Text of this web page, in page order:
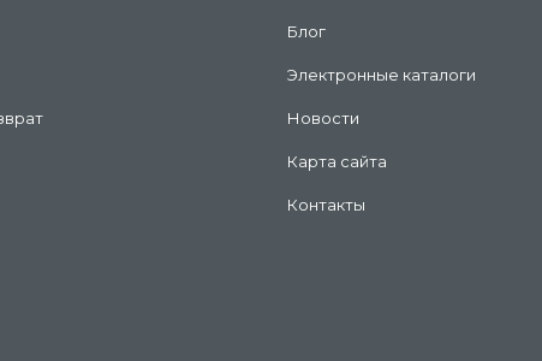
Блог
Электронные каталоги
Новости
Карта сайта
Контакты